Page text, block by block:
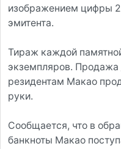
изображением цифры
эмитента.
Тираж каждой
экземпляров. Продажа
резидентам Макао
руки.
Сообщается, что в
банкноты Макао